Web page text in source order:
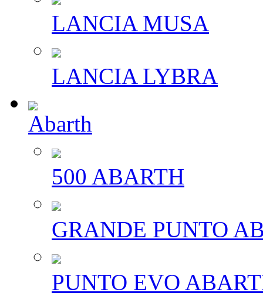
LANCIA MUSA
LANCIA LYBRA
Abarth
500 ABARTH
GRANDE PUNTO
PUNTO EVO